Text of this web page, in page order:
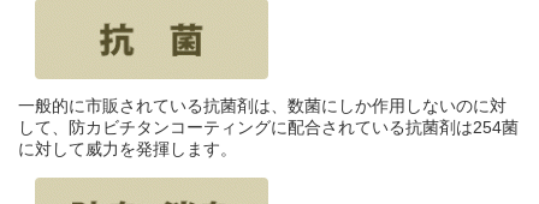
一般的に市販されている抗菌剤は、数菌にしか作用しないのに対
して、防カビチタンコーティングに配合されている抗菌剤は254菌
に対して威力を発揮します。